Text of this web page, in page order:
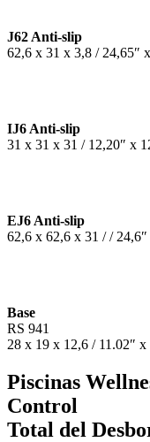
J62 Anti-slip
62,6 x 31 x 3,8 / 24,65″
IJ6 Anti-slip
31 x 31 x 31 / 12,20″ x
EJ6 Anti-slip
62,6 x 62,6 x 31 / /
Base
RS 941
28 x 19 x 12,6 / 11.02″ x
Piscinas
Control
Total del